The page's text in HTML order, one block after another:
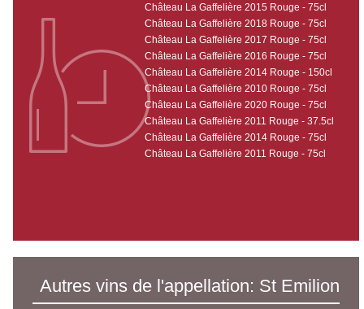
Château La Gaffelière 2015 Rouge - 75cl
Château La Gaffelière 2018 Rouge - 75cl
Château La Gaffelière 2017 Rouge - 75cl
Château La Gaffelière 2016 Rouge - 75cl
Château La Gaffelière 2014 Rouge - 150cl
Château La Gaffelière 2010 Rouge - 75cl
Château La Gaffelière 2020 Rouge - 75cl
Château La Gaffelière 2011 Rouge - 37.5cl
Château La Gaffelière 2014 Rouge - 75cl
Château La Gaffelière 2011 Rouge - 75cl
Autres vins de l'appellation: St Emilion